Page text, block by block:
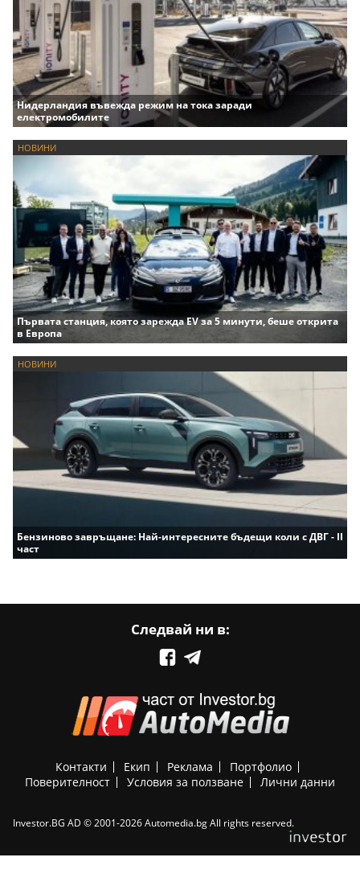
Нидерландия въвежда режим на тока заради
електромобилите
НОВИНИ
Първата станция, която зарежда EV за 5 минути, беше открита
в Европа
НОВИНИ
Бензиново завръщане: Най-интересните бъдещи коли с ДВГ - II
част
Следвай ни в:
Контакти Екип Реклама
Портфолио
Поверителност
Условия за ползване Лични данни
Investor.BG AD © 2001-2026 Automedia.bg All rights reserved.